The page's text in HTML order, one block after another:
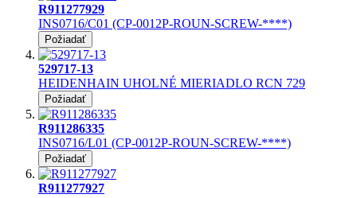
R911277929
INS0716/C01 (CP-0012P-ROUN-SCREW-****)
Požiadať
529717-13
HEIDENHAIN UHOLNÉ MIERIADLO RCN 729
Požiadať
R911286335
INS0716/L01 (CP-0012P-ROUN-SCREW-****)
Požiadať
R911277927